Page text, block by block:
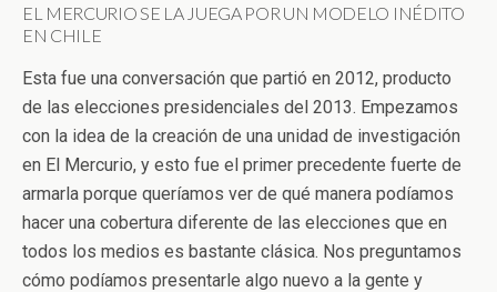
EL MERCURIO SE LA JUEGA POR UN MODELO INÉDITO
EN CHILE
Esta fue una conversación que partió en 2012, producto
de las elecciones presidenciales del 2013. Empezamos
con la idea de la creación de una unidad de investigación
en El Mercurio, y esto fue el primer precedente fuerte de
armarla porque queríamos ver de qué manera podíamos
hacer una cobertura diferente de las elecciones que en
todos los medios es bastante clásica. Nos preguntamos
cómo podíamos presentarle algo nuevo a la gente y